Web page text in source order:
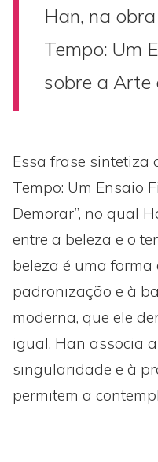
Han, na
Tempo: Um
sobre a Arte
Essa frase sintetiza
Tempo: Um Ensaio
Demorar”, no qual
entre a beleza e o
beleza é uma forma
padronização e à
moderna, que ele
igual. Han associa
singularidade e à
permitem a